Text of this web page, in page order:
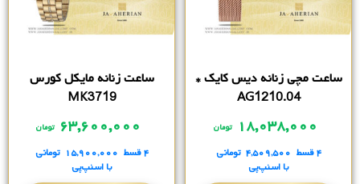
ساعت مچی زنانه دیس کایک *
AG1210.04
۱۸,۰۳۸,۰۰۰ تومان
۴ قسط ۴,۵۰۹,۵۰۰ تومانی
با اسنپ‌پی
ساعت زنانه مایکل کورس
MK3719
۶۳,۶۰۰,۰۰۰ تومان
۴ قسط ۱۵,۹۰۰,۰۰۰ تومانی
با اسنپ‌پی